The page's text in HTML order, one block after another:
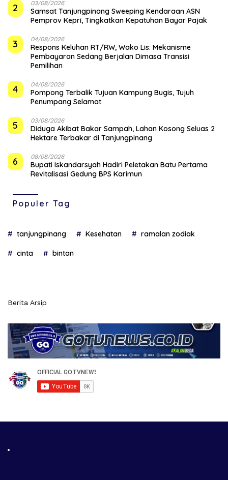
2 03/08/2026
Samsat Tanjungpinang Sweeping Kendaraan ASN
Pemprov Kepri, Tingkatkan Kepatuhan Bayar Pajak
3 04/08/2026
‎Respons Keluhan RT/RW, Wako Lis: Mekanisme
Pembayaran Sedang Berjalan Dimasa Transisi
Pemilihan
4 04/08/2026
Pompong Terbalik Tujuan Kampung Bugis, Tujuh
Penumpang Selamat
5 03/08/2026
Diduga Akibat Bakar Sampah, Lahan Kosong Seluas 2
Hektare Terbakar di Tanjungpinang
6 08/08/2026
Bupati Iskandarsyah Hadiri Peletakan Batu Pertama
Revitalisasi Gedung BPS Karimun
Populer Tag
tanjungpinang Kesehatan ramalan zodiak
cinta bintan
Berita Arsip